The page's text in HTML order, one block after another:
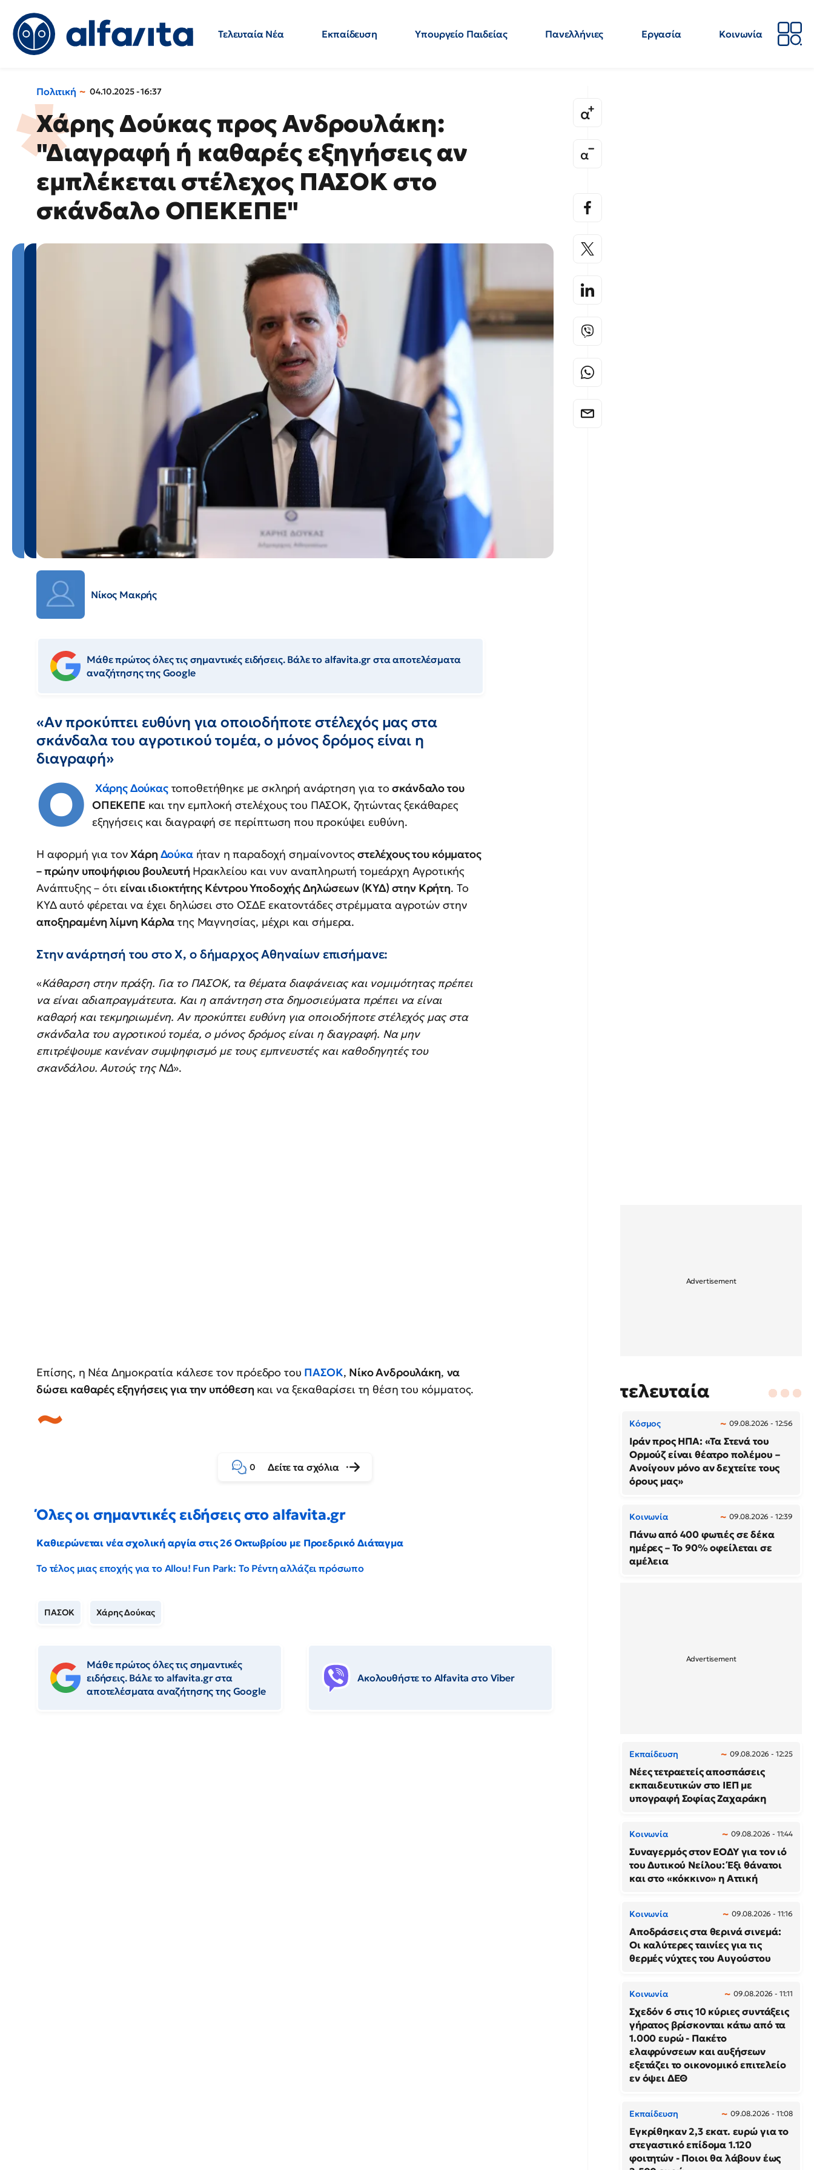
Τελευταία Νέα Εκπαίδευση Υπουργείο Παιδείας Πανελλήνιες Εργασία
Κοινωνία
Πολιτική 04.10.2025 - 16:37
Χάρης Δούκας προς Ανδρουλάκη:
"Διαγραφή ή καθαρές εξηγήσεις αν
εμπλέκεται στέλεχος ΠΑΣΟΚ στο
σκάνδαλο ΟΠΕΚΕΠΕ"
Νίκος Μακρής
Μάθε πρώτος όλες τις σημαντικές ειδήσεις. Βάλε το alfavita.gr στα αποτελέσματα
αναζήτησης της Google
«Αν προκύπτει ευθύνη για οποιοδήποτε στέλεχός μας στα
σκάνδαλα του αγροτικού τομέα, ο μόνος δρόμος είναι η
διαγραφή»
Ο Χάρης Δούκαςτοποθετήθηκε με σκληρή ανάρτηση για τοσκάνδαλο του
ΟΠΕΚΕΠΕ και την εμπλοκή στελέχους του ΠΑΣΟΚ, ζητώντας ξεκάθαρες
εξηγήσεις και διαγραφή σε περίπτωση που προκύψει ευθύνη.
Η αφορμή για τονΧάρη Δούκαήταν η παραδοχή σημαίνοντοςστελέχους του κόμματος
– πρώην υποψήφιου βουλευτή Ηρακλείου και νυν αναπληρωτή τομεάρχη Αγροτικής
Ανάπτυξης – ότιείναι ιδιοκτήτης Κέντρου Υποδοχής Δηλώσεων (ΚΥΔ) στην Κρήτη. Το
ΚΥΔ αυτό φέρεται να έχει δηλώσει στο ΟΣΔΕ εκατοντάδες στρέμματα αγροτών στην
αποξηραμένη λίμνη Κάρλα της Μαγνησίας, μέχρι και σήμερα.
Στην ανάρτησή του στο Χ, ο δήμαρχος Αθηναίων επισήμανε:
«Κάθαρση στην πράξη. Για το ΠΑΣΟΚ, τα θέματα διαφάνειας και νομιμότητας πρέπει
να είναι αδιαπραγμάτευτα. Και η απάντηση στα δημοσιεύματα πρέπει να είναι
καθαρή και τεκμηριωμένη. Αν προκύπτει ευθύνη για οποιοδήποτε στέλεχός μας στα
σκάνδαλα του αγροτικού τομέα, ο μόνος δρόμος είναι η διαγραφή. Να μην
επιτρέψουμε κανέναν συμψηφισμό με τους εμπνευστές και καθοδηγητές του
σκανδάλου. Αυτούς της ΝΔ».
Επίσης, η Νέα Δημοκρατία κάλεσε τον πρόεδρο του ΠΑΣΟΚ, Νίκο Ανδρουλάκη, να
δώσει καθαρές εξηγήσεις για την υπόθεση και να ξεκαθαρίσει τη θέση του κόμματος.
0 Δείτε τα σχόλια
Όλες οι σημαντικές ειδήσεις στο alfavita.gr
Καθιερώνεται νέα σχολική αργία στις 26 Οκτωβρίου με Προεδρικό Διάταγμα
Το τέλος μιας εποχής για το Allou! Fun Park: Το Ρέντη αλλάζει πρόσωπο
ΠΑΣΟΚ Χάρης Δούκας
Μάθε πρώτος όλες τις σημαντικές
ειδήσεις. Βάλε το alfavita.gr στα
αποτελέσματα αναζήτησης της Google
Ακολουθήστε το Αlfavita στο Viber
τελευταία
Κόσμος 09.08.2026 - 12:56
Ιράν προς ΗΠΑ: «Τα Στενά του
Ορμούζ είναι θέατρο πολέμου –
Ανοίγουν μόνο αν δεχτείτε τους
όρους μας»
Κοινωνία 09.08.2026 - 12:39
Πάνω από 400 φωτιές σε δέκα
ημέρες – Το 90% οφείλεται σε
αμέλεια
Εκπαίδευση 09.08.2026 - 12:25
Νέες τετραετείς αποσπάσεις
εκπαιδευτικών στο ΙΕΠ με
υπογραφή Σοφίας Ζαχαράκη
Κοινωνία 09.08.2026 - 11:44
Συναγερμός στον ΕΟΔΥ για τον ιό
του Δυτικού Νείλου: Έξι θάνατοι
και στο «κόκκινο» η Αττική
Κοινωνία 09.08.2026 - 11:16
Αποδράσεις στα θερινά σινεμά:
Οι καλύτερες ταινίες για τις
θερμές νύχτες του Αυγούστου
Κοινωνία 09.08.2026 - 11:11
Σχεδόν 6 στις 10 κύριες συντάξεις
γήρατος βρίσκονται κάτω από τα
1.000 ευρώ - Πακέτο
ελαφρύνσεων και αυξήσεων
εξετάζει το οικονομικό επιτελείο
εν όψει ΔΕΘ
Εκπαίδευση 09.08.2026 - 11:08
Εγκρίθηκαν 2,3 εκατ. ευρώ για το
στεγαστικό επίδομα 1.120
φοιτητών - Ποιοι θα λάβουν έως